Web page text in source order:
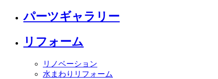
パーツギャラリー
リフォーム
リノベーション
水まわりリフォーム